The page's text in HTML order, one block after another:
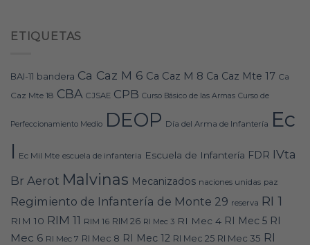
ETIQUETAS
BAI-11 bandera Ca Caz M 6 Ca Caz M 8 Ca Caz Mte 17 Ca
Caz Mte 18 CBA CJSAE CPB Curso Básico de las Armas Curso de
Perfeccionamiento Medio DEOP Día del Arma de Infantería Ec
I Ec Mil Mte escuela de infanteria Escuela de Infantería FDR IVta
Br Aerot Malvinas Mecanizados naciones unidas paz
Regimiento de Infantería de Monte 29 reserva RI 1
RIM 10 RIM 11 RIM 16 RIM 26 RI Mec 3 RI Mec 4 RI Mec 5 RI
Mec 6 RI Mec 7 RI Mec 8 RI Mec 12 RI Mec 25 RI Mec 35 RI